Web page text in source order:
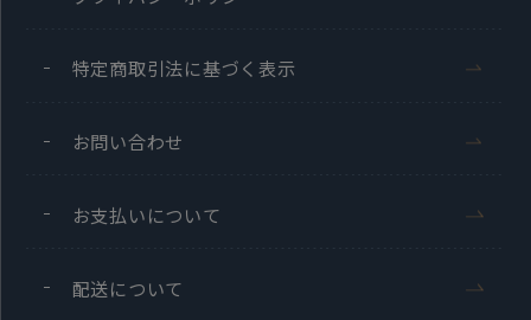
特定商取引法に基づく表示
お問い合わせ
お支払いについて
配送について